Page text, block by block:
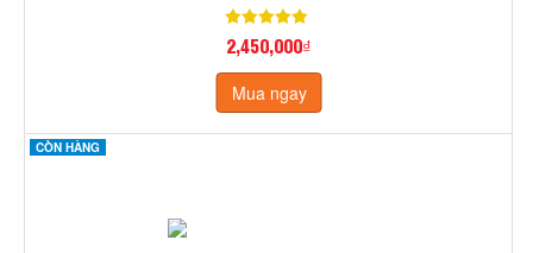
2,450,000₫
Mua ngay
CÒN HÀNG